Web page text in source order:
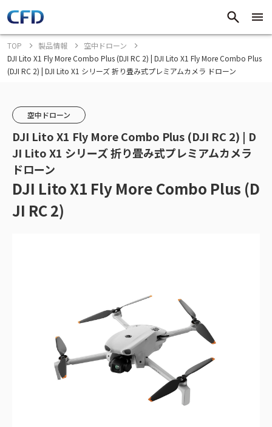
TOP 製品情報
空中ドローン
DJI Lito X1 Fly More Combo Plus (DJI RC 2) | DJI Lito X1 Fly More Combo Plus
(DJI RC 2) | DJI Lito X1 シリーズ 折り畳み式プレミアムカメラ ドローン
空中ドローン
DJI Lito X1 Fly More Combo Plus (DJI RC 2) | D
JI Lito X1 シリーズ 折り畳み式プレミアムカメラ
ドローン
DJI Lito X1 Fly More Combo Plus (D
JI RC 2)